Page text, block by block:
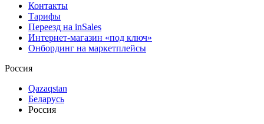
Контакты
Тарифы
Переезд на inSales
Интернет-магазин «под ключ»
Онбординг на маркетплейсы
Россия
Qazaqstan
Беларусь
Россия